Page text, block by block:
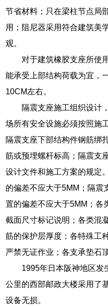
节省材料；只在梁柱节点局
用；阻尼器采用符合建筑美
观。
对于建筑橡胶支座所使
能承受上部结构荷载为宜，
10CM左右。
隔震支座施工组织设计
场所有安全设施必须按照施
隔震支座下部结构件钢筋绑
筋或预埋螺杆标高；隔震支
设计文件和施工方案的规定
的偏差不应大于5MM；隔震
置的偏差不应大于5MM；各
截面尺寸标记说明；各类混
筋的保护层厚度；各特殊工
严禁无证作业；各支承垫石
1995年日本阪神地区发
公里的西部邮政大楼采用了
设备无损。